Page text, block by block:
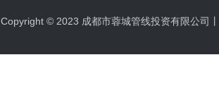
Copyright © 2023 成都市蓉城管线投资有限公司